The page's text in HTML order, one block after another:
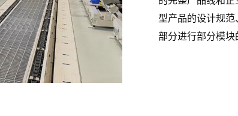
型产品的设计规
部分进行部分模块